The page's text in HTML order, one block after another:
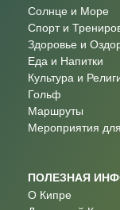
Солнце и Море
Спорт и
Здоровье и
Еда и Напитки
Культура и
Гольф
Маршруты
Мероприятия
ПОЛЕЗНАЯ
О Кипре